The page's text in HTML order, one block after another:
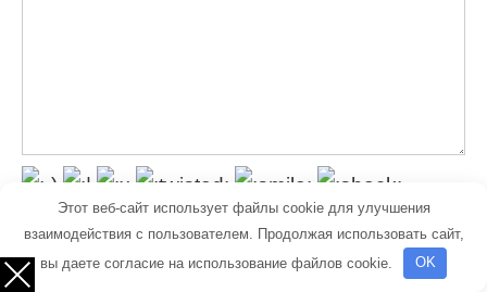
Этот веб-сайт использует файлы cookie для улучшения
взаимодействия с пользователем. Продолжая использовать сайт,
вы даете согласие на использование файлов cookie.
OK